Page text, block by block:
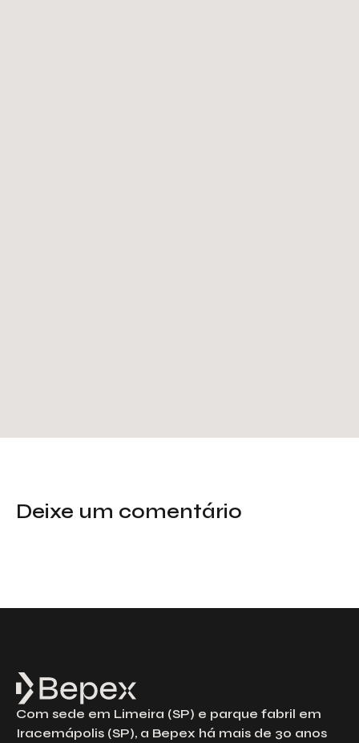
Deixe um comentário
Com sede em Limeira (SP) e parque fabril em
Iracemápolis (SP), a Bepex há mais de 30 anos